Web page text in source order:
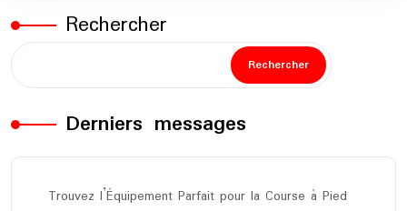
Rechercher
Rechercher
Derniers messages
Trouvez l’Équipement Parfait pour la Course à Pied